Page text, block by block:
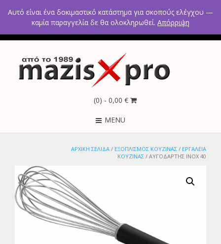
2ο χλμ Κρανιδίου – Πορτοχελίου, Αργολίδα 21300
Τηλέφωνα: 2754021300 – 6946670771 - 6980602291
(0) - 0,00 €
MENU
ΑΡΧΙΚΉ ΣΕΛΊΔΑ / ΕΞΟΠΛΙΣΜΟΣ ΚΟΥΖΙΝΑΣ / ΕΡΓΑΛΕΙΑ
ΚΟΥΖΙΝΑΣ / ΑΥΓΟΔΑΡΤΗΣ ΙΝΟΧ 40
Αυτό είναι ένα δοκιμαστικό κατάστημα για σκοπούς ελέγχου —
καμία παραγγελία δε θα ολοκληρωθεί. Απόρριψη